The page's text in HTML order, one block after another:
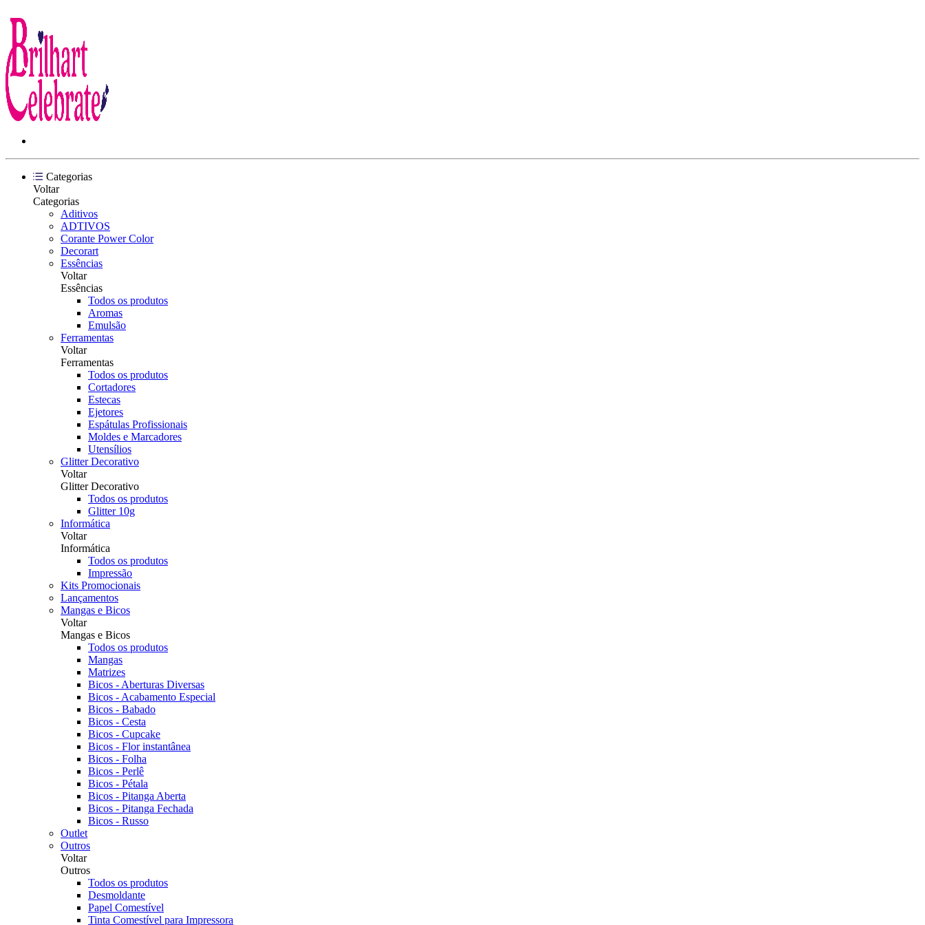
Categorias
Voltar
Categorias
Aditivos
ADTIVOS
Corante Power Color
Decorart
Essências
Voltar
Essências
Todos os produtos
Aromas
Emulsão
Ferramentas
Voltar
Ferramentas
Todos os produtos
Cortadores
Estecas
Ejetores
Espátulas Profissionais
Moldes e Marcadores
Utensílios
Glitter Decorativo
Voltar
Glitter Decorativo
Todos os produtos
Glitter 10g
Informática
Voltar
Informática
Todos os produtos
Impressão
Kits Promocionais
Lançamentos
Mangas e Bicos
Voltar
Mangas e Bicos
Todos os produtos
Mangas
Matrizes
Bicos - Aberturas Diversas
Bicos - Acabamento Especial
Bicos - Babado
Bicos - Cesta
Bicos - Cupcake
Bicos - Flor instantânea
Bicos - Folha
Bicos - Perlê
Bicos - Pétala
Bicos - Pitanga Aberta
Bicos - Pitanga Fechada
Bicos - Russo
Outlet
Outros
Voltar
Outros
Todos os produtos
Desmoldante
Papel Comestível
Tinta Comestível para Impressora